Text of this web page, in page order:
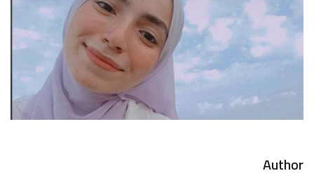
Author